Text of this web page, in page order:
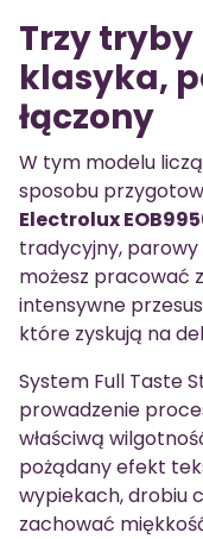
Trzy tryby
klasyka,
łączony
W tym modelu
sposobu
Electrolux
tradycyjny, parowy
możesz pracować
intensywne
które zyskują na
System Full Taste
prowadzenie
właściwą
pożądany efekt
wypiekach, drobiu
zachować